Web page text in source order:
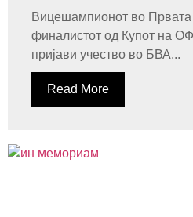
Вицешампионот во Првата
финалистот од Купот на
пријави учество во БВА...
Read More